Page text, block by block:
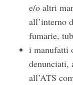
e/o altri
all’interno
fumarie,
i manufatti
denunciati,
all’ATS